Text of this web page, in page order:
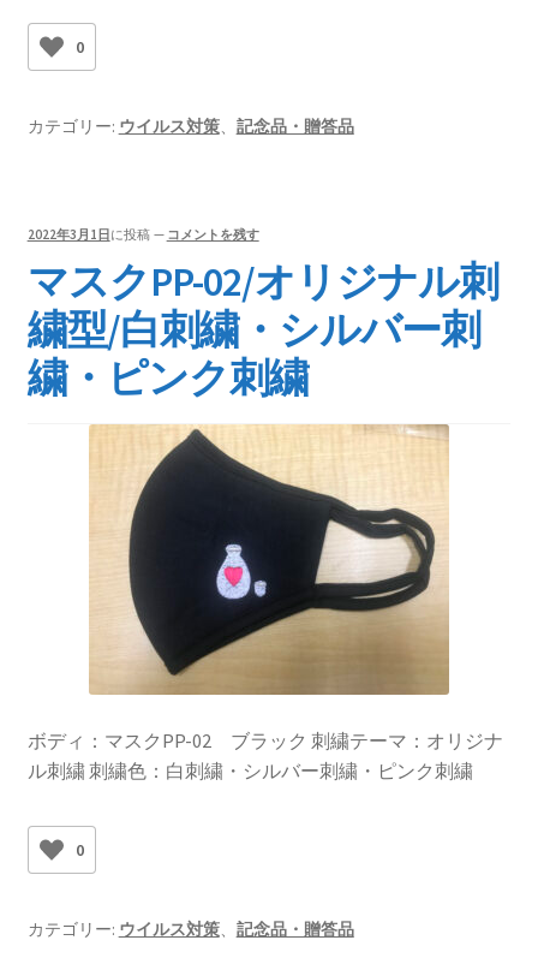
0
カテゴリー: ウイルス対策、 記念品・贈答品
2022年3月1日 に投稿 — コメントを残す
マスクPP-02/オリジナル刺
繍型/白刺繍・シルバー刺
繍・ピンク刺繍
ボディ：マスクPP-02 ブラック 刺繍テーマ：オリジナ
ル刺繍 刺繍色：白刺繍・シルバー刺繍・ピンク刺繍
0
カテゴリー: ウイルス対策、 記念品・贈答品